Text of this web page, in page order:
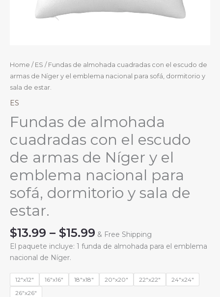
Home / ES / Fundas de almohada cuadradas con el escudo de
armas de Níger y el emblema nacional para sofá, dormitorio y
sala de estar.
ES
Fundas de almohada
cuadradas con el escudo
de armas de Níger y el
emblema nacional para
sofá, dormitorio y sala de
estar.
$13.99 – $15.99 Price
range:
$15.99
& Free Shipping
El paquete incluye: 1 funda de almohada para el emblema
nacional de Níger.
12"x12" 16"x16" 18"x18" 20"x20" 22"x22"
24"x24"
26"x26"